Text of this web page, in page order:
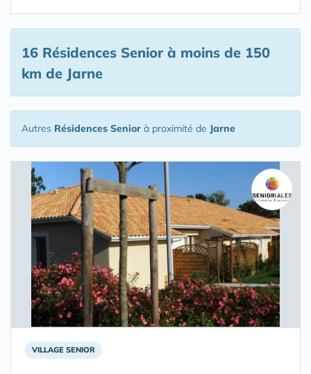
16 Résidences Seniorà moins de 150
km de Jarne
Autres Résidences Senior à proximité de Jarne
VILLAGE SENIOR